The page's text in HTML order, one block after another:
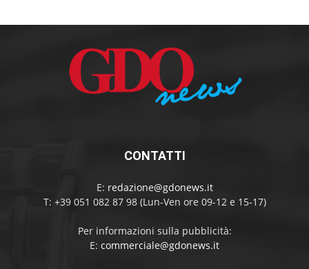
CONTATTI
E: redazione@gdonews.it
T: +39 051 082 87 98 (Lun-Ven ore 09-12 e 15-17)
Per informazioni sulla pubblicità:
E: commerciale@gdonews.it